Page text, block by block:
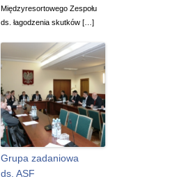
Międzyresortowego Zespołu
ds. łagodzenia skutków […]
Grupa zadaniowa
ds. ASF